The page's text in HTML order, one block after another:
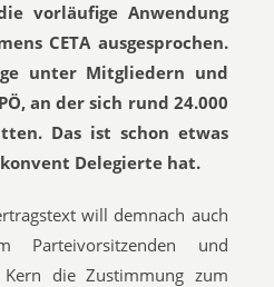
vorläufige Anwendung
CETA ausgesprochen.
unter Mitgliedern und
an der sich rund 24.000
Das ist schon etwas
Delegierte hat.
will demnach auch
und
Kern die Zustimmung zum